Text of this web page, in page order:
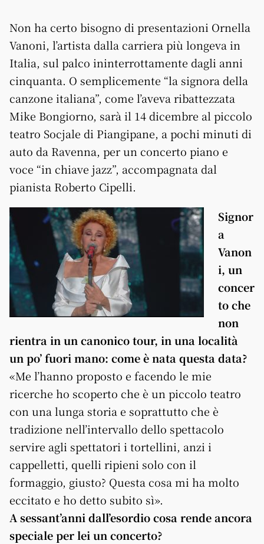
Non ha certo bisogno di presentazioni Ornella
Vanoni, l’artista dalla carriera più longeva in
Italia, sul palco ininterrottamente dagli anni
cinquanta. O semplicemente “la signora della
canzone italiana”, come l’aveva ribattezzata
Mike Bongiorno, sarà il 14 dicembre al piccolo
teatro Socjale di Piangipane, a pochi minuti di
auto da Ravenna, per un concerto piano e
voce “in chiave jazz”, accompagnata dal
pianista Roberto Cipelli.
Signor
a
Vanon
i, un
concer
to che
non
rientra in un canonico tour, in una località
un po’ fuori mano: come è nata questa data?
«Me l’hanno proposto e facendo le mie
ricerche ho scoperto che è un piccolo teatro
con una lunga storia e soprattutto che è
tradizione nell’intervallo dello spettacolo
servire agli spettatori i tortellini, anzi i
cappelletti, quelli ripieni solo con il
formaggio, giusto? Questa cosa mi ha molto
eccitato e ho detto subito sì».
A sessant’anni dall’esordio cosa rende ancora
speciale per lei un concerto?